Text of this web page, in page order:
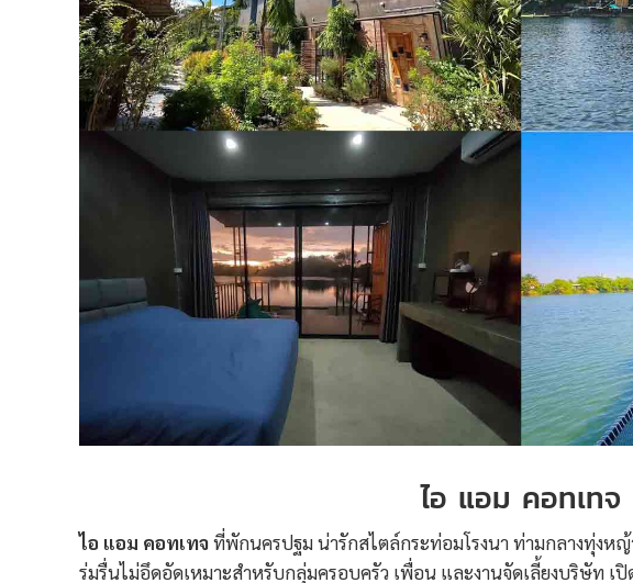
ไอ แอม คอทเทจ
ไอ แอม คอทเทจที่พักนครปฐม น่ารักสไตล์กระท่อมโรงนา ท่ามกลางทุ่งห
ร่มรื่นไม่อึดอัดเหมาะสำหรับกลุ่มครอบครัว เพื่อน และงานจัดเลี้ยงบริษัท เ